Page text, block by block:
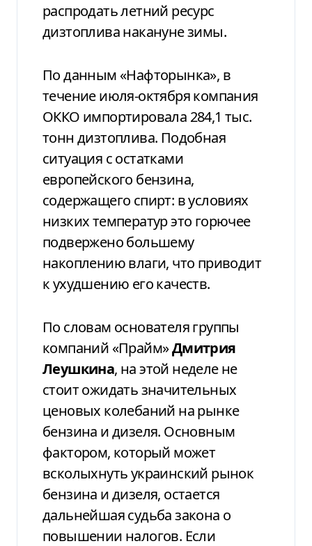
распродать летний ресурс
дизтоплива накануне зимы.
По данным «Нафторынка», в
течение июля-октября компания
ОККО импортировала 284,1 тыс.
тонн дизтоплива. Подобная
ситуация с остатками
европейского бензина,
содержащего спирт: в условиях
низких температур это горючее
подвержено большему
накоплению влаги, что приводит
к ухудшению его качеств.
По словам основателя группы
компаний «Прайм»Дмитрия
Леушкина, на этой неделе не
стоит ожидать значительных
ценовых колебаний на рынке
бензина и дизеля. Основным
фактором, который может
всколыхнуть украинский рынок
бензина и дизеля, остается
дальнейшая судьба закона о
повышении налогов. Если